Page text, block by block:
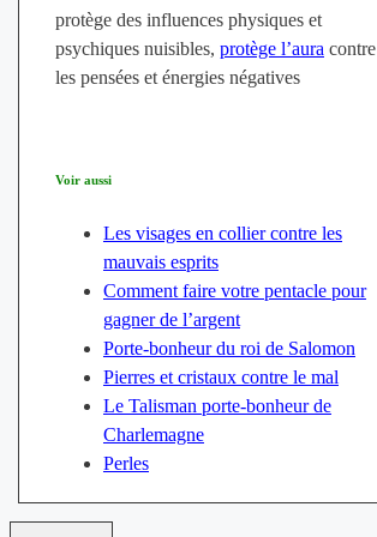
protège des influences physiques et
psychiques nuisibles, protège l’aura contre
les pensées et énergies négatives
Voir aussi
Les visages en collier contre les
mauvais esprits
Comment faire votre pentacle pour
gagner de l’argent
Porte-bonheur du roi de Salomon
Pierres et cristaux contre le mal
Le Talisman porte-bonheur de
Charlemagne
Perles